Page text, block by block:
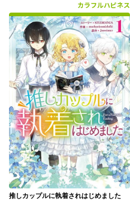
カラフルハピネス
推しカップルに執着されはじめました